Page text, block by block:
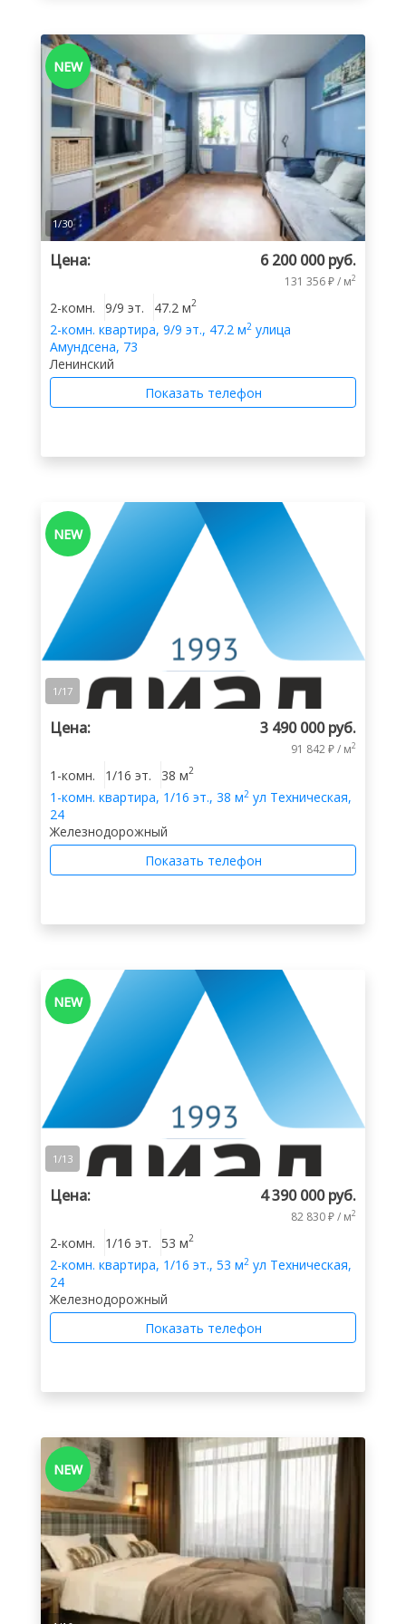
1/30
NEW
Цена: 6 200 000 руб.
131 356 ₽ / м2
2-комн. 9/9 эт. 47.2 м2
2-комн. квартира, 9/9 эт., 47.2 м2 улица
Амундсена, 73
Ленинский
Показать телефон
1/17
NEW
Цена: 3 490 000 руб.
91 842 ₽ / м2
1-комн. 1/16 эт. 38 м2
1-комн. квартира, 1/16 эт., 38 м2 ул Техническая,
24
Железнодорожный
Показать телефон
1/13
NEW
Цена: 4 390 000 руб.
82 830 ₽ / м2
2-комн. 1/16 эт. 53 м2
2-комн. квартира, 1/16 эт., 53 м2 ул Техническая,
24
Железнодорожный
Показать телефон
NEW